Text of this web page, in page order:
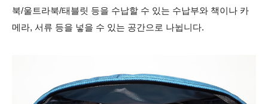
북/울트라북/태블릿 등을 수납할 수 있는 수납부와 책이나 카
메라, 서류 등을 넣을 수 있는 공간으로 나뉩니다.